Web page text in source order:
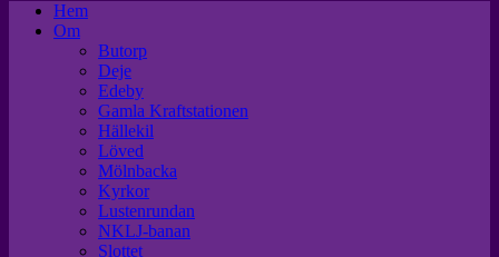
Hem
Om
Butorp
Deje
Edeby
Gamla Kraftstationen
Hällekil
Löved
Mölnbacka
Kyrkor
Lustenrundan
NKLJ-banan
Slottet